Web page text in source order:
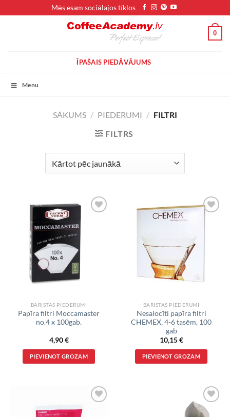
to
Mēs esam sociālajos tīklos
0
ĪPAŠAIS PIEDĀVĀJUMS
Menu
SĀKUMS / PIEDERUMI / FILTRI
FILTRS
BARISTAS PIEDERUMI
Papīra filtri Moccamaster
no.4 x 100gab.
4,90€
PIEVIENOT GROZAM
SARAKSTS
BARISTAS PIEDERUMI
Nesalocīti papīra filtri
CHEMEX, 4-6 tasēm, 100
gab
10,15€
PIEVIENOT GROZAM